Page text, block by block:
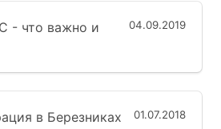
04.09.2019
- что важно и
01.07.2018
в Березниках